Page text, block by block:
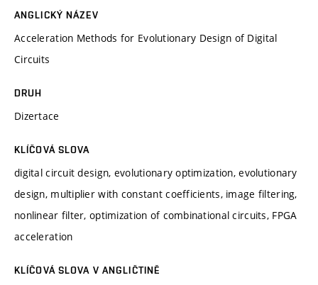
ANGLICKÝ NÁZEV
Acceleration Methods for Evolutionary Design of Digital
Circuits
DRUH
Dizertace
KLÍČOVÁ SLOVA
digital circuit design, evolutionary optimization, evolutionary
design, multiplier with constant coefficients, image filtering,
nonlinear filter, optimization of combinational circuits, FPGA
acceleration
KLÍČOVÁ SLOVA V ANGLIČTINĚ